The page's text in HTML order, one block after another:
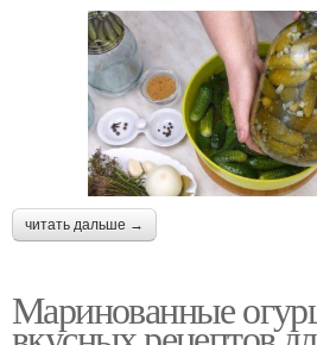
читать дальше →
Маринованные